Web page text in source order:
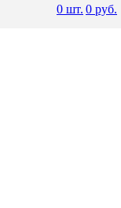
0 шт. 0 руб.